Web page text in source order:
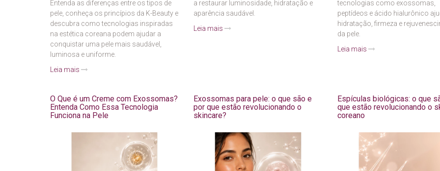
Entenda as diferenças entre os tipos de
pele, conheça os princípios da K-Beauty e
descubra como tecnologias inspiradas
na estética coreana podem ajudar a
conquistar uma pele mais saudável,
luminosa e uniforme.
Leia mais
a restaurar luminosidade, hidratação e
aparência saudável.
Leia mais
tecnologias como exossomas,
peptídeos e ácido hialurônico
hidratação, firmeza e
da pele.
Leia mais
O Que é um Creme com Exossomas?
Entenda Como Essa Tecnologia
Funciona na Pele
Exossomas para pele: o que são e
por que estão revolucionando o
skincare?
Espículas biológicas: o que
que estão revolucionando o
coreano